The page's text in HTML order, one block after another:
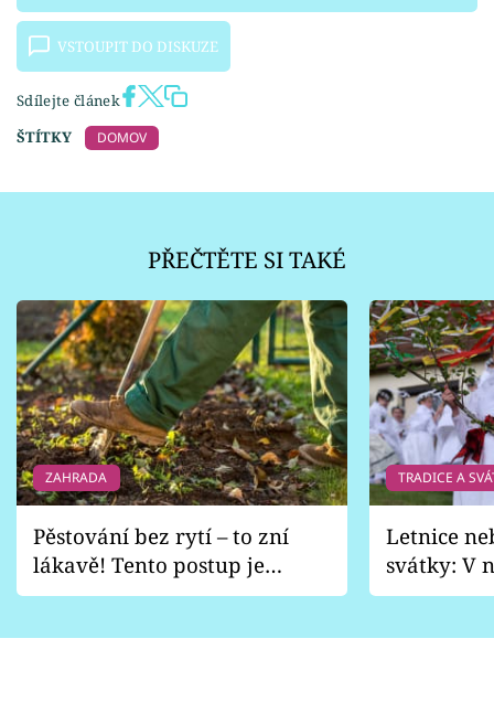
VSTOUPIT DO DISKUZE
Sdílejte článek
ŠTÍTKY
DOMOV
PŘEČTĚTE SI TAKÉ
ZAHRADA
Pěstování bez rytí – to zní
lákavě! Tento postup je
vhodný jen pro některé
TRADICE A
Letnice
svátky: V
pondělí